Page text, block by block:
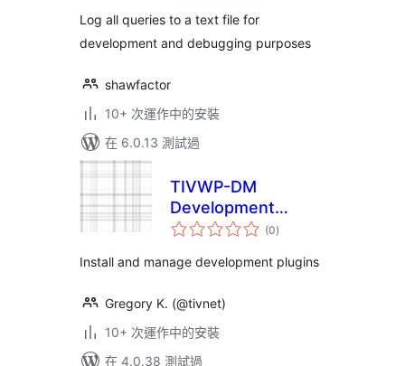
Log all queries to a text file for
development and debugging purposes
shawfactor
10+ 次運作中的安裝
在 6.0.13 測試過
TIVWP-DM
Development
Manager
(0總
評)
Install and manage development plugins
Gregory K. (@tivnet)
10+ 次運作中的安裝
在 4.0.38 測試過